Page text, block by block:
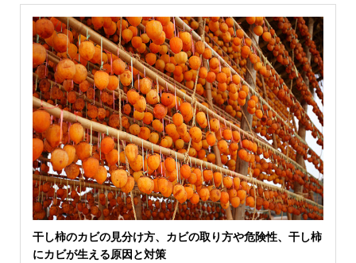
干し柿のカビの見分け方、カビの取り方や危険性、干し柿
にカビが生える原因と対策